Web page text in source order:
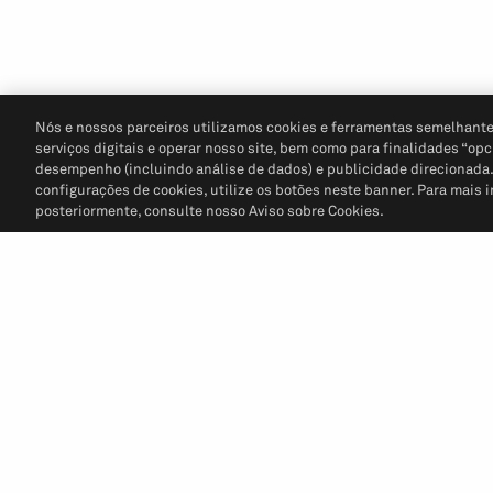
Nós e nossos parceiros utilizamos cookies e ferramentas
serviços digitais e operar nosso site, bem como para finalidades
desempenho (incluindo análise de dados) e publicidade
configurações de cookies, utilize os botões neste banner. Para mais
posteriormente, consulte nosso Aviso sobre Cookies.